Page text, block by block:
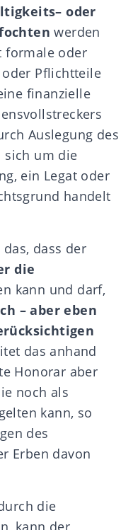
– oder
werden
formale oder
Pflichtteile
finanzielle
Auslegung des
sich um die
ein Legat oder
handelt
dass der
die
kann und darf,
– aber eben
das anhand
Honorar aber
noch als
kann, so
des
Erben davon
die
kann der